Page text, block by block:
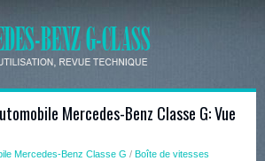
Mercedes-Benz Classe G: Vue
Mercedes-Benz Classe G / Boîte de vitesses